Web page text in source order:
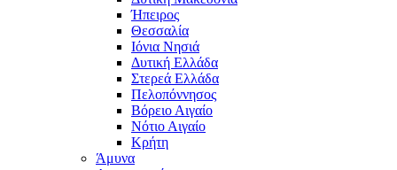
Ήπειρος
Θεσσαλία
Ιόνια Νησιά
Δυτική Ελλάδα
Στερεά Ελλάδα
Πελοπόννησος
Βόρειο Αιγαίο
Νότιο Αιγαίο
Κρήτη
Άμυνα